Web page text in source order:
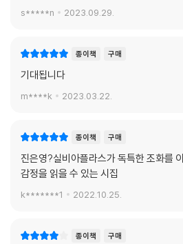
플라스는 십 년을 주기로 자살을 시도했다.
는 죽음을 향한 무시무시한 에너지는 곧 자
반증이기도 하다. “자유롭게 되는 것. 어둠
겠어. 내가 없다면.”(「간수」)
팽팽한 긴장감과 서늘함이 지닌 진정한 아름
진은영 시인의 섬세한 번역으로 만나는 실
헌사를 바쳤고, 첫 번째 시로 딸 프리다에 대
의 딸이자 시인인 프리다 휴스가 썼다는 사
s*****n 2023.09.29.
종이책 구매
기대됩니다
m****k 2023.03.22.
종이책 구매
진은영?실비아플라스가 독특한 조화를
감정을 읽을 수 있는 시집
k*******1 2022.10.25.
종이책 구매